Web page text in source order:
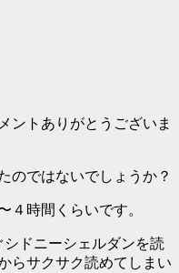
ントありがとうございま
のではないでしょうか？
４時間くらいです。
ドニーシェルダンを読
らサクサク読めてしまい